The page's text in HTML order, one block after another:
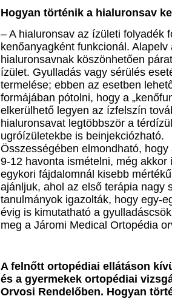
Hogyan történik a hialuronsav
– A hialuronsav az ízületi folyadék
kenőanyagként funkcionál.
hialuronsavnak köszönhetően
ízület. Gyulladás vagy sérülés
termelése; ebben az esetben
formájában pótolni, hogy a
elkerülhető legyen az ízfelszín
hialuronsavat legtöbbször a
ugróízületekbe is beinjekciózható.
Összességében elmondható,
9-12 havonta ismételni, még
egykori fájdalomnál kisebb
ajánljuk, ahol az első terápia nagy
tanulmányok igazolták, hogy egy-
évig is kimutatható a
meg a Járomi Medical Ortopédia
A felnőtt ortopédiai ellátáson
és a gyermekek ortopédiai
Orvosi Rendelőben. Hogyan